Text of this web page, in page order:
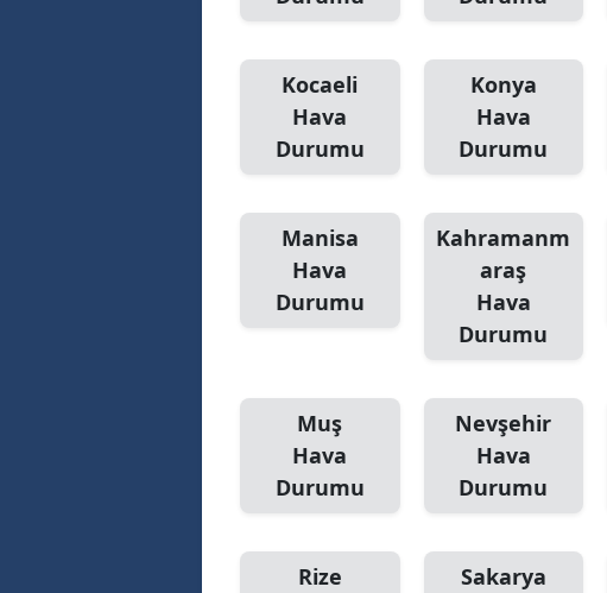
Kocaeli
Hava
Durumu
Konya
Hava
Durumu
Manisa
Hava
Durumu
Kahramanm
araş
Hava
Durumu
Muş
Hava
Durumu
Nevşehir
Hava
Durumu
Rize Sakarya